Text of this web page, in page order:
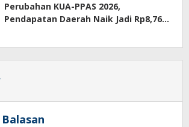
Perubahan KUA-PPAS 2026,
Pendapatan Daerah Naik Jadi Rp8,76